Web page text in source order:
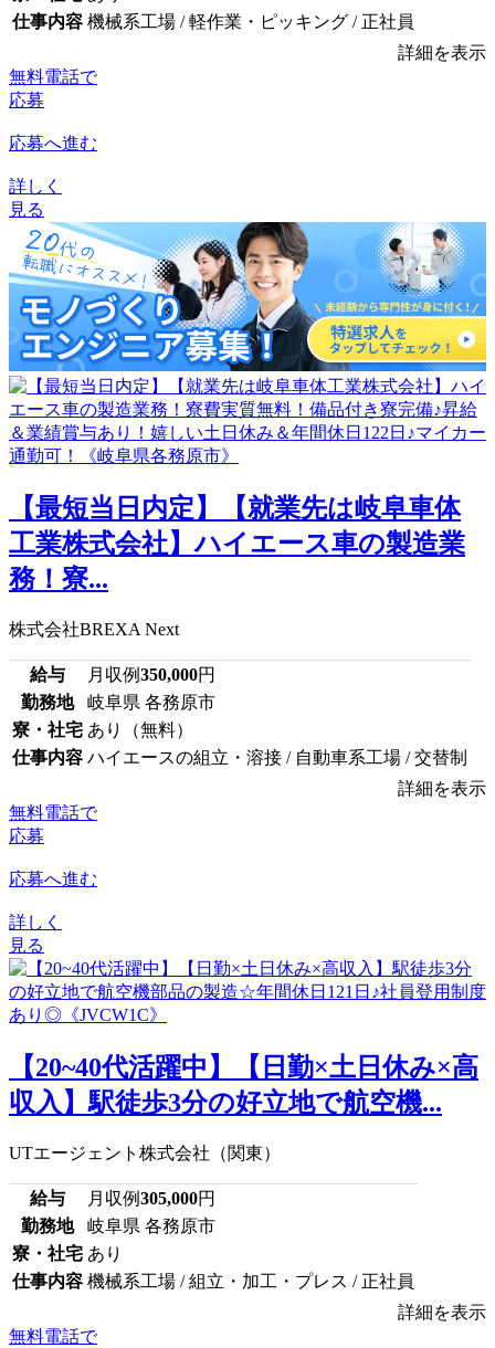
仕事内容 機械系工場 / 軽作業・ピッキング / 正社員
詳細を表示
無料電話で
応募
応募へ進む
詳しく
見る
【最短当日内定】【就業先は岐阜車体
工業株式会社】ハイエース車の製造業
務！寮...
株式会社BREXA Next
給与 月収例350,000円
勤務地
岐阜県 各務原市
寮・社宅 あり（無料）
仕事内容 ハイエースの組立・溶接 / 自動車系工場 / 交替制
詳細を表示
無料電話で
応募
応募へ進む
詳しく
見る
【20~40代活躍中】【日勤×土日休み×高
収入】駅徒歩3分の好立地で航空機...
UTエージェント株式会社（関東）
給与 月収例305,000円
勤務地
岐阜県 各務原市
寮・社宅 あり
仕事内容 機械系工場 / 組立・加工・プレス / 正社員
詳細を表示
無料電話で